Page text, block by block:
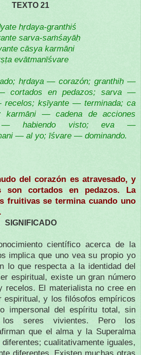
TEXTO 21
hṛdaya-granthiś
sarva-saṁśayāḥ
cāsya karmāṇi
evātmanīśvare
hṛdaya — corazón; granthiḥ —
cortados en pedazos; sarva —
recelos; kṣīyante — terminada; ca
— cadena de acciones
— habiendo visto; eva —
— al yo; īśvare — dominando.
del corazón es atravesado, y
son cortados en pedazos. La
fruitivas se termina cuando uno
SIGNI FICADO
científico acerca de la
implica que uno vea su propio yo
lo que respecta a la identidad del
espiritual, existe un gran número
recelos. El materialista no cree en
espiritual, y los filósofos empíricos
impersonal del espíritu total, sin
los seres vivientes. Pero los
que el alma y la Superalma
cualitativamente iguales,
diferentes. Existen muchas otras